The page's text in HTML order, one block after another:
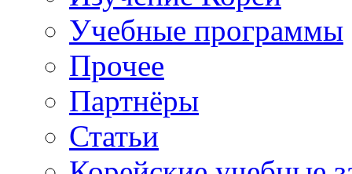
Учебные программы
Прочее
Партнёры
Статьи